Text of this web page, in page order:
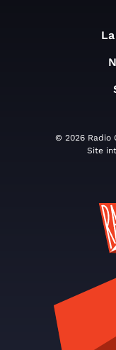
© 2026 Radio
Site